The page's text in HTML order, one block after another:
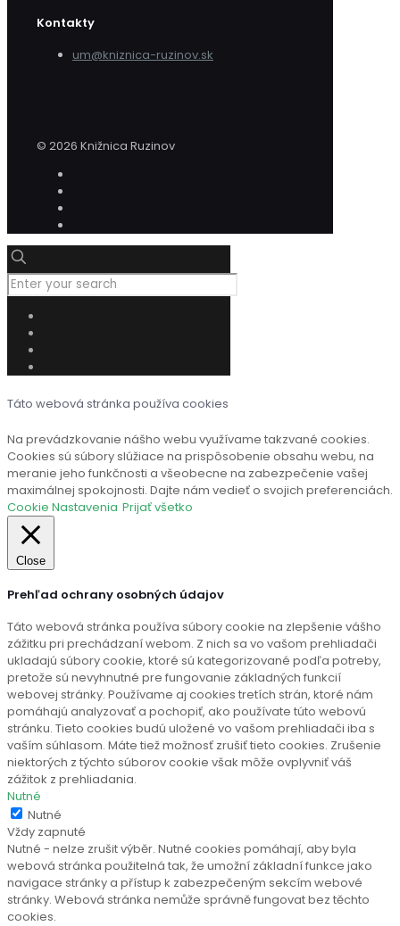
Kontakty
um@kniznica-ruzinov.sk
© 2026 Knižnica Ruzinov
Táto webová stránka používa cookies
Na prevádzkovanie nášho webu využívame takzvané cookies.
Cookies sú súbory slúžiace na prispôsobenie obsahu webu, na
meranie jeho funkčnosti a všeobecne na zabezpečenie vašej
maximálnej spokojnosti. Dajte nám vedieť o svojich preferenciách.
Cookie Nastavenia Prijať všetko
Close
Prehľad ochrany osobných údajov
Táto webová stránka používa súbory cookie na zlepšenie vášho
zážitku pri prechádzaní webom. Z nich sa vo vašom prehliadači
ukladajú súbory cookie, ktoré sú kategorizované podľa potreby,
pretože sú nevyhnutné pre fungovanie základných funkcií
webovej stránky. Používame aj cookies tretích strán, ktoré nám
pomáhajú analyzovať a pochopiť, ako používate túto webovú
stránku. Tieto cookies budú uložené vo vašom prehliadači iba s
vaším súhlasom. Máte tiež možnosť zrušiť tieto cookies. Zrušenie
niektorých z týchto súborov cookie však môže ovplyvniť váš
zážitok z prehliadania.
Nutné
Nutné
Vždy zapnuté
Nutné - nelze zrušit výběr. Nutné cookies pomáhají, aby byla
webová stránka použitelná tak, že umožní základní funkce jako
navigace stránky a přístup k zabezpečeným sekcím webové
stránky. Webová stránka nemůže správně fungovat bez těchto
cookies.